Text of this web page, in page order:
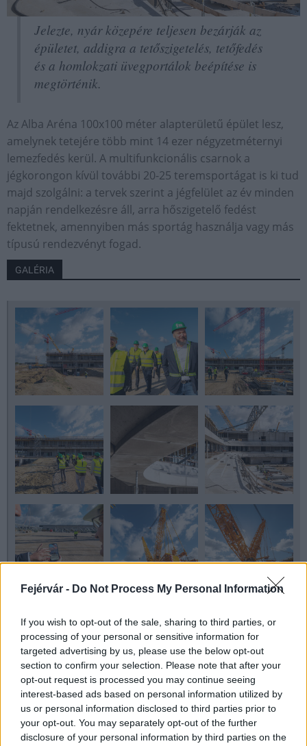
Fejérvár - Do Not Process My Personal Information
If you wish to opt-out of the sale, sharing to third parties, or
processing of your personal or sensitive information for
targeted advertising by us, please use the below opt-out
section to confirm your selection. Please note that after your
opt-out request is processed you may continue seeing
interest-based ads based on personal information utilized by
us or personal information disclosed to third parties prior to
your opt-out. You may separately opt-out of the further
disclosure of your personal information by third parties on the
Jelezte, nyár közepére teljesen bezárják az
épületet, addigra a tetőszigetelés, tetőfedés
és a homlokzati üvegportálok beépítése is
megtörténik.
Az Alba Aréna 100x100 méter alapterületű épület lesz,
amelynek tetejére több mint 14 ezer négyzetméternyi
lemezfedés kerül. A multifunkcionális csarnok a
jégkorongon kívül további 20-25 teremsportágat is ki tud
majd szolgálni: a tervek szerint a jégfelület az év minden
napján rendelkezésre áll, arra hőszigetelő fedést
fektetnek, amennyiben más sportág használja vagy más
típusú rendezvényt fogad.
GALÉRIA